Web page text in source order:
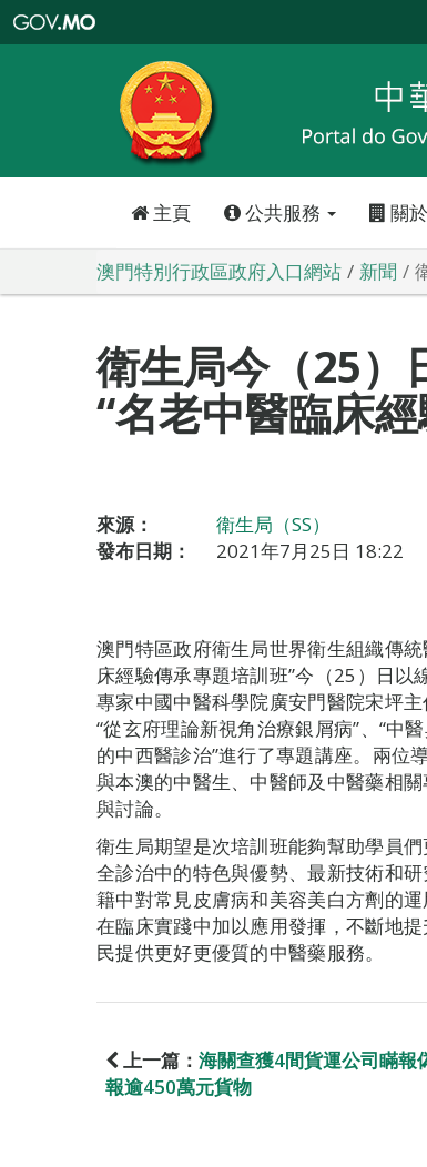
特
政
區
政
口
主頁 公共服務 關
澳門特別行政區政府入口網站 新聞
衛生局今（25）
“名老中醫臨床
來源：
衛生局（SS）
發布日期：
2021年7月25日 18:22
澳門特區政府衛生局世界衛生組織傳
床經驗傳承專題培訓班”今（25）日
專家中國中醫科學院廣安門醫院宋坪
“從玄府理論新視角治療銀屑病”、“中
的中西醫診治”進行了專題講座。兩位
與本澳的中醫生、中醫師及中醫藥相
與討論。
衛生局期望是次培訓班能夠幫助學員
全診治中的特色與優勢、最新技術和
籍中對常見皮膚病和美容美白方劑的
在臨床實踐中加以應用發揮，不斷地
民提供更好更優質的中醫藥服務。
上一篇： 海關查獲4間貨運公司瞞報
報逾450萬元貨物